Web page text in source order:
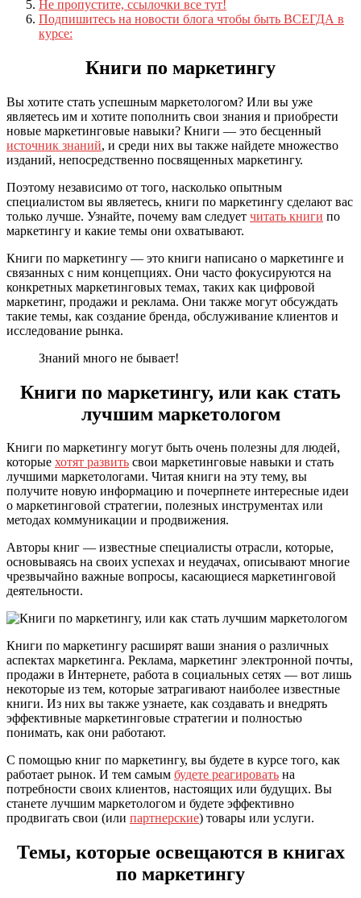
Не пропустите, ссылочки все тут!
Подпишитесь на новости блога чтобы быть ВСЕГДА в
курсе:
Книги по маркетингу
Вы хотите стать успешным маркетологом? Или вы уже
являетесь им и хотите пополнить свои знания и приобрести
новые маркетинговые навыки? Книги — это бесценный
источник знаний, и среди них вы также найдете множество
изданий, непосредственно посвященных маркетингу.
Поэтому независимо от того, насколько опытным
специалистом вы являетесь, книги по маркетингу сделают вас
только лучше. Узнайте, почему вам следует читать книги по
маркетингу и какие темы они охватывают.
Книги по маркетингу — это книги написано о маркетинге и
связанных с ним концепциях. Они часто фокусируются на
конкретных маркетинговых темах, таких как цифровой
маркетинг, продажи и реклама. Они также могут обсуждать
такие темы, как создание бренда, обслуживание клиентов и
исследование рынка.
Знаний много не бывает!
Книги по маркетингу, или как стать
лучшим маркетологом
Книги по маркетингу могут быть очень полезны для людей,
которые хотят развить свои маркетинговые навыки и стать
лучшими маркетологами. Читая книги на эту тему, вы
получите новую информацию и почерпнете интересные идеи
о маркетинговой стратегии, полезных инструментах или
методах коммуникации и продвижения.
Авторы книг — известные специалисты отрасли, которые,
основываясь на своих успехах и неудачах, описывают многие
чрезвычайно важные вопросы, касающиеся маркетинговой
деятельности.
Книги по маркетингу расширят ваши знания о различных
аспектах маркетинга. Реклама, маркетинг электронной почты,
продажи в Интернете, работа в социальных сетях — вот лишь
некоторые из тем, которые затрагивают наиболее известные
книги. Из них вы также узнаете, как создавать и внедрять
эффективные маркетинговые стратегии и полностью
понимать, как они работают.
С помощью книг по маркетингу, вы будете в курсе того, как
работает рынок. И тем самым будете реагировать на
потребности своих клиентов, настоящих или будущих. Вы
станете лучшим маркетологом и будете эффективно
продвигать свои (или партнерские) товары или услуги.
Темы, которые освещаются в книгах
по маркетингу